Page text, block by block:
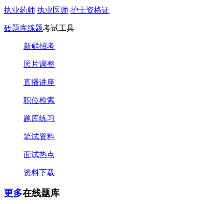
执业药师 执业医师 护士资格证
砖题库练题考试工具
新鲜招考
照片调整
直播讲座
职位检索
题库练习
笔试资料
面试热点
资料下载
更多在线题库